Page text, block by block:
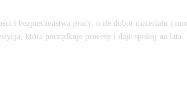
i bezpieczeństwa pracy, o ile dobór materiału i
która porządkuje procesy i daje spokój na lata.